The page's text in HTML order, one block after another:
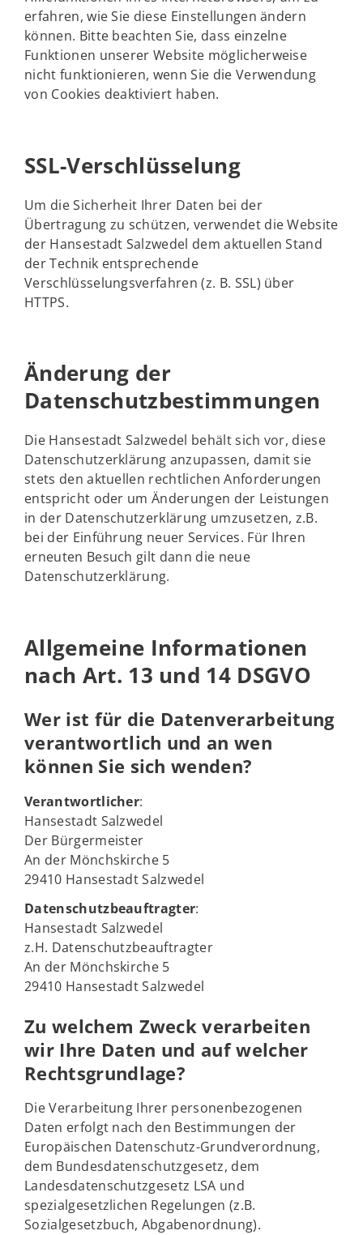
erfahren, wie Sie diese Einstellungen ändern
können. Bitte beachten Sie, dass einzelne
Funktionen unserer Website möglicherweise
nicht funktionieren, wenn Sie die Verwendung
von Cookies deaktiviert haben.
SSL-Verschlüsselung
Um die Sicherheit Ihrer Daten bei der
Übertragung zu schützen, verwendet die Website
der Hansestadt Salzwedel dem aktuellen Stand
der Technik entsprechende
Verschlüsselungsverfahren (z. B. SSL) über
HTTPS.
Änderung der
Datenschutzbestimmungen
Die Hansestadt Salzwedel behält sich vor, diese
Datenschutzerklärung anzupassen, damit sie
stets den aktuellen rechtlichen Anforderungen
entspricht oder um Änderungen der Leistungen
in der Datenschutzerklärung umzusetzen, z.B.
bei der Einführung neuer Services. Für Ihren
erneuten Besuch gilt dann die neue
Datenschutzerklärung.
Allgemeine Informationen
nach Art. 13 und 14 DSGVO
Wer ist für die Datenverarbeitung
verantwortlich und an wen
können Sie sich wenden?
Verantwortlicher:
Hansestadt Salzwedel
Der Bürgermeister
An der Mönchskirche 5
29410 Hansestadt Salzwedel
Datenschutzbeauftragter:
Hansestadt Salzwedel
z.H. Datenschutzbeauftragter
An der Mönchskirche 5
29410 Hansestadt Salzwedel
Zu welchem Zweck verarbeiten
wir Ihre Daten und auf welcher
Rechtsgrundlage?
Die Verarbeitung Ihrer personenbezogenen
Daten erfolgt nach den Bestimmungen der
Europäischen Datenschutz-Grundverordnung,
dem Bundesdatenschutzgesetz, dem
Landesdatenschutzgesetz LSA und
spezialgesetzlichen Regelungen (z.B.
Sozialgesetzbuch, Abgabenordnung).